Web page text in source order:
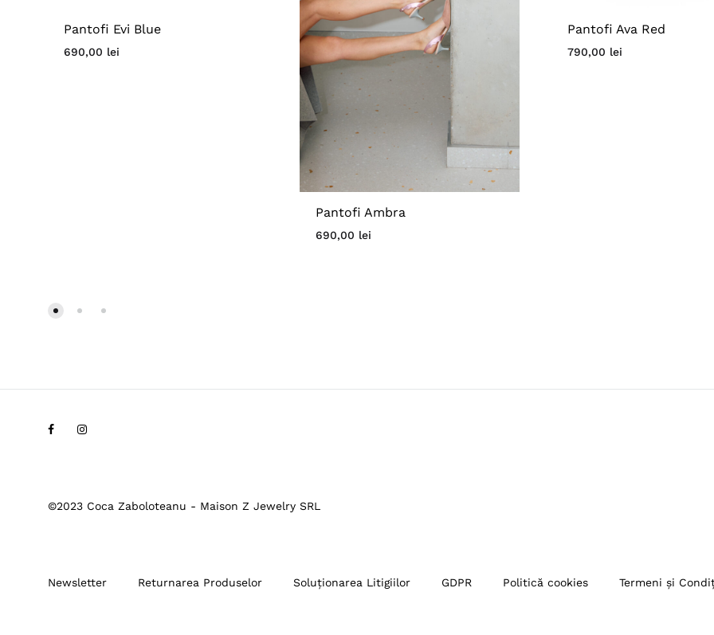
Pantofi Evi Blue
690,00 lei
Pantofi Ambra
690,00 lei
Pantofi Ava Red
790,00 lei
FacebookInstagram
©2023 Coca Zaboloteanu - Maison Z Jewelry SRL
Newsletter Returnarea Produselor Soluționarea Litigiilor GDPR Politică cookies Termeni și